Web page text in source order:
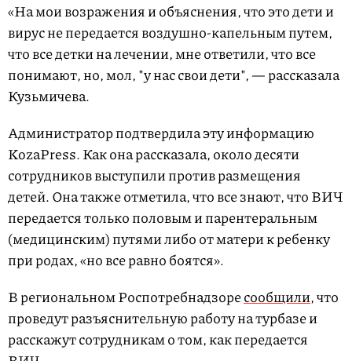
«На мои возражения и объяснения, что это дети и
вирус не передается воздушно-капельным путем,
что все детки на лечении, мне ответили, что все
понимают, но, мол, "у нас свои дети", — рассказала
Кузьмичева.
Администратор подтвердила эту информацию
KozaPress. Как она рассказала, около десяти
сотрудников выступили против размещения
детей. Она также отметила, что все знают, что ВИЧ
передается только половым и парентеральным
(медицинским) путями либо от матери к ребенку
при родах, «но все равно боятся».
В региональном Роспотребнадзоресообщили, что
проведут разъяснительную работу на турбазе и
расскажут сотрудникам о том, как передается